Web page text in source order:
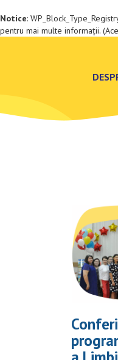
Notice:
pentru mai multe informații.